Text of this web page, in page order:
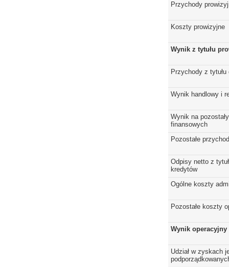
Przychody
Koszty prowizyjne
Wynik z tytułu
Przychody z tytułu
Wynik handlowy i
Wynik na
finansowych
Pozostałe
Odpisy netto z
kredytów
Ogólne koszty
Pozostałe koszty
Wynik operacyjny
Udział w zyskach